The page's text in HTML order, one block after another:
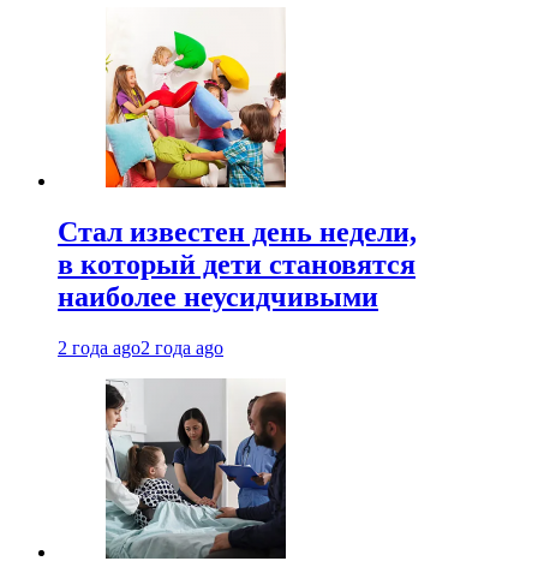
Стал известен день недели,
в который дети становятся
наиболее неусидчивыми
2 года ago2 года ago